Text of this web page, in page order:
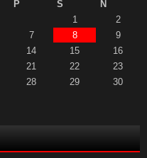
P S
N
1
2
7 8
9
14 15
16
21 22
23
28 29
30